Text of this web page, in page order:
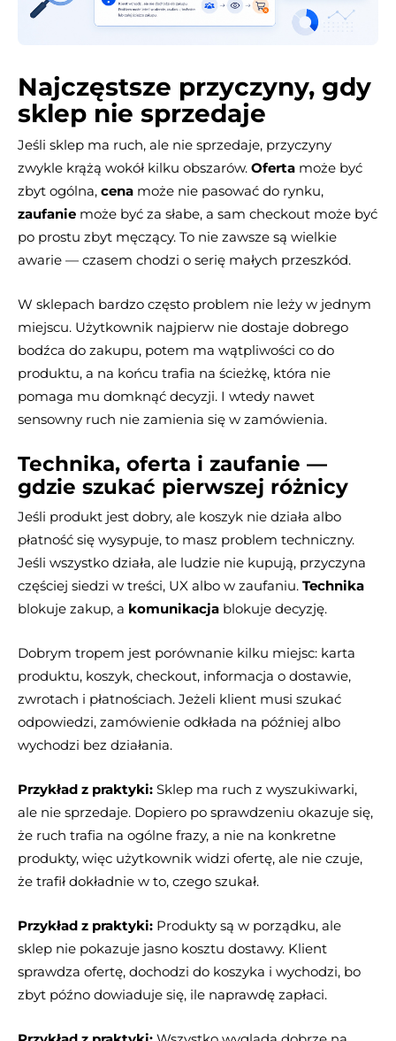
Najczęstsze przyczyny, gdy
sklep nie sprzedaje
Jeśli sklep ma ruch, ale nie sprzedaje, przyczyny
zwykle krążą wokół kilku obszarów. Oferta może być
zbyt ogólna, cena może nie pasować do rynku,
zaufanie może być za słabe, a sam checkout może być
po prostu zbyt męczący. To nie zawsze są wielkie
awarie — czasem chodzi o serię małych przeszkód.
W sklepach bardzo często problem nie leży w jednym
miejscu. Użytkownik najpierw nie dostaje dobrego
bodźca do zakupu, potem ma wątpliwości co do
produktu, a na końcu trafia na ścieżkę, która nie
pomaga mu domknąć decyzji. I wtedy nawet
sensowny ruch nie zamienia się w zamówienia.
Technika, oferta i zaufanie —
gdzie szukać pierwszej różnicy
Jeśli produkt jest dobry, ale koszyk nie działa albo
płatność się wysypuje, to masz problem techniczny.
Jeśli wszystko działa, ale ludzie nie kupują, przyczyna
częściej siedzi w treści, UX albo w zaufaniu. Technika
blokuje zakup, a komunikacja blokuje decyzję.
Dobrym tropem jest porównanie kilku miejsc: karta
produktu, koszyk, checkout, informacja o dostawie,
zwrotach i płatnościach. Jeżeli klient musi szukać
odpowiedzi, zamówienie odkłada na później albo
wychodzi bez działania.
Przykład z praktyki: Sklep ma ruch z wyszukiwarki,
ale nie sprzedaje. Dopiero po sprawdzeniu okazuje się,
że ruch trafia na ogólne frazy, a nie na konkretne
produkty, więc użytkownik widzi ofertę, ale nie czuje,
że trafił dokładnie w to, czego szukał.
Przykład z praktyki: Produkty są w porządku, ale
sklep nie pokazuje jasno kosztu dostawy. Klient
sprawdza ofertę, dochodzi do koszyka i wychodzi, bo
zbyt późno dowiaduje się, ile naprawdę zapłaci.